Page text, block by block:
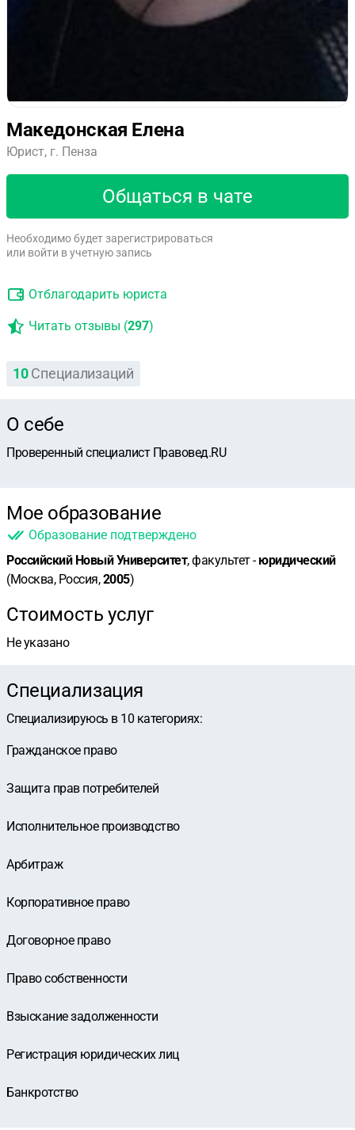
Македонская Елена
Юрист, г. Пенза
Общаться в чате
Необходимо будет зарегистрироваться
или войти в учетную запись
Отблагодарить юриста
Читать отзывы (297)
10 Специализаций
О себе
Проверенный специалист Правовед.RU
Мое образование
Образование подтверждено
Российский Новый Университет, факультет -юридический
(Москва, Россия,2005)
Стоимость услуг
Не указано
Специализация
Специализируюсь в 10 категориях:
Гражданское право
Защита прав потребителей
Исполнительное производство
Арбитраж
Корпоративное право
Договорное право
Право собственности
Взыскание задолженности
Регистрация юридических лиц
Банкротство